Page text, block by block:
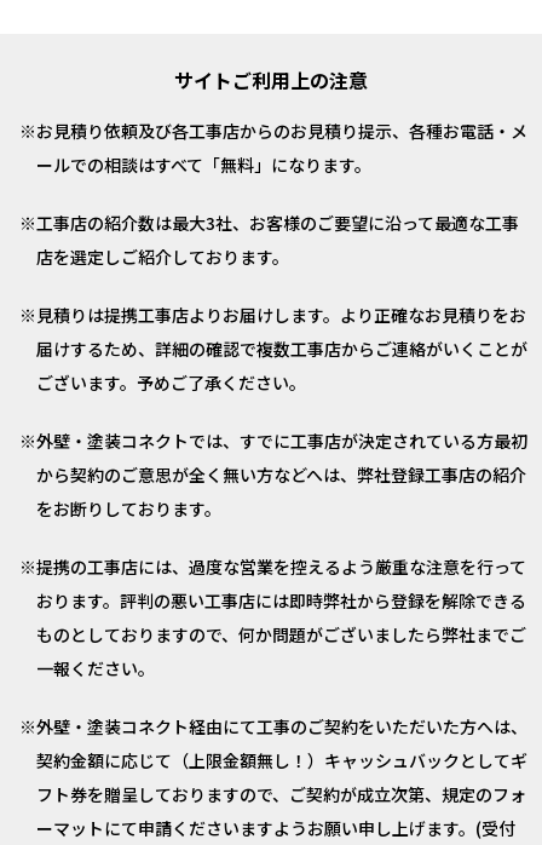
サイトご利用上の注意
お見積り依頼及び各工事店からのお見積り提示、各種お電話・メ
ールでの相談はすべて「無料」になります。
工事店の紹介数は最大3社、お客様のご要望に沿って最適な工事
店を選定しご紹介しております。
見積りは提携工事店よりお届けします。より正確なお見積りをお
届けするため、詳細の確認で複数工事店からご連絡がいくことが
ございます。予めご了承ください。
外壁・塗装コネクトでは、すでに工事店が決定されている方最初
から契約のご意思が全く無い方などへは、弊社登録工事店の紹介
をお断りしております。
提携の工事店には、過度な営業を控えるよう厳重な注意を行って
おります。評判の悪い工事店には即時弊社から登録を解除できる
ものとしておりますので、何か問題がございましたら弊社までご
一報ください。
外壁・塗装コネクト経由にて工事のご契約をいただいた方へは、
契約金額に応じて（上限金額無し！）キャッシュバックとしてギ
フト券を贈呈しておりますので、ご契約が成立次第、規定のフォ
ーマットにて申請くださいますようお願い申し上げます。(受付